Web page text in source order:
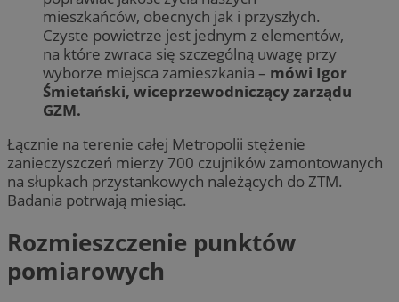
mieszkańców, obecnych jak i przyszłych.
Czyste powietrze jest jednym z elementów,
na które zwraca się szczególną uwagę przy
wyborze miejsca zamieszkania – mówi Igor
Śmietański, wiceprzewodniczący zarządu
GZM.
Łącznie na terenie całej Metropolii stężenie
zanieczyszczeń mierzy 700 czujników zamontowanych
na słupkach przystankowych należących do ZTM.
Badania potrwają miesiąc.
Rozmieszczenie punktów
pomiarowych